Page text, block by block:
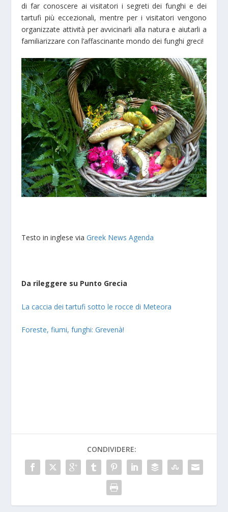
di far conoscere ai visitatori i segreti dei funghi e dei
tartufi più eccezionali, mentre per i visitatori vengono
organizzate attività per avvicinarli alla natura e aiutarli a
familiarizzare con l’affascinante mondo dei funghi greci!
Testo in inglese viaGreek News Agenda
Da rileggere su Punto Grecia
La caccia dei tartufi sotto le rocce di Meteora
Foreste, fiumi, funghi: Grevenà!
CONDIVIDERE: